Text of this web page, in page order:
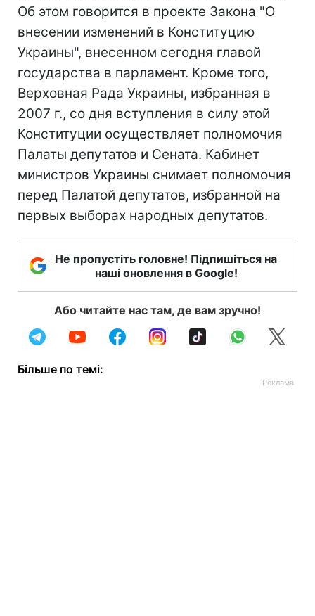
Об этом говорится в проекте Закона "О
внесении изменений в Конституцию
Украины", внесенном сегодня главой
государства в парламент. Кроме того,
Верховная Рада Украины, избранная в
2007 г., со дня вступления в силу этой
Конституции осуществляет полномочия
Палаты депутатов и Сената. Кабинет
министров Украины снимает полномочия
перед Палатой депутатов, избранной на
первых выборах народных депутатов.
Не пропустіть головне! Підпишіться на
наші оновлення в Google!
Або читайте нас там, де вам зручно!
Більше по темі: